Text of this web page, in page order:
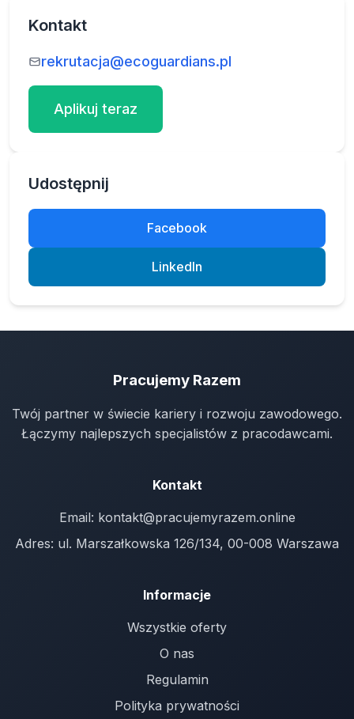
Kontakt
rekrutacja@ecoguardians.pl
Aplikuj teraz
Udostępnij
Facebook
LinkedIn
Pracujemy Razem
Twój partner w świecie kariery i rozwoju zawodowego.
Łączymy najlepszych specjalistów z pracodawcami.
Kontakt
Email: kontakt@pracujemyrazem.online
Adres: ul. Marszałkowska 126/134, 00-008 Warszawa
Informacje
Wszystkie oferty
O nas
Regulamin
Polityka prywatności